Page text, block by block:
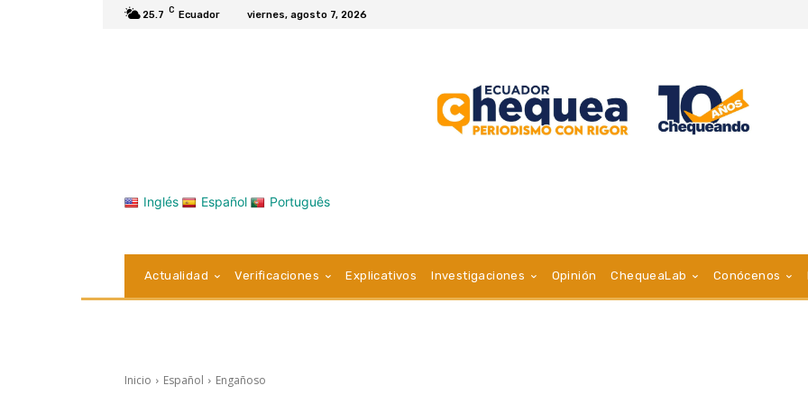
25.7 C Ecuador viernes, agosto 7, 2026
Inglés Español Português
Actualidad Verificaciones Explicativos Investigaciones Opinión ChequeaLab Conócenos
Inicio Español Engañoso